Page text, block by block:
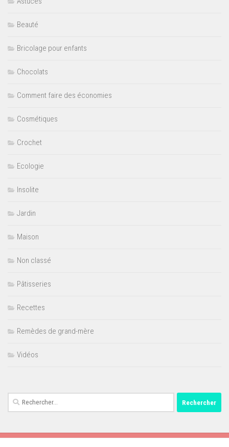
Beauté
Bricolage pour enfants
Chocolats
Comment faire des économies
Cosmétiques
Crochet
Ecologie
Insolite
Jardin
Maison
Non classé
Pâtisseries
Recettes
Remèdes de grand-mère
Vidéos
Rechercher :